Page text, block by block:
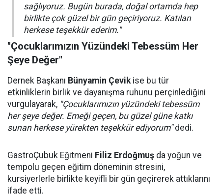
sağlıyoruz. Bugün burada, doğal ortamda hep
birlikte çok güzel bir gün geçiriyoruz. Katılan
herkese teşekkür ederim."
"Çocuklarımızın Yüzündeki Tebessüm Her
Şeye Değer"
Dernek Başkanı Bünyamin Çevikise bu tür
etkinliklerin birlik ve dayanışma ruhunu perçinlediğini
vurgulayarak, "Çocuklarımızın yüzündeki tebessüm
her şeye değer. Emeği geçen, bu güzel güne katkı
sunan herkese yürekten teşekkür ediyorum"dedi.
GastroÇubuk Eğitmeni Filiz Erdoğmuş da yoğun ve
tempolu geçen eğitim döneminin stresini,
kursiyerlerle birlikte keyifli bir gün geçirerek attıklarını
ifade etti.